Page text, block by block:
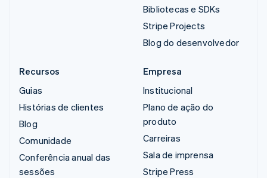
Bibliotecas e SDKs
Stripe Projects
Blog do desenvolvedor
Recursos
Guias
Histórias de clientes
Blog
Comunidade
Conferência anual das
sessões
Empresa
Institucional
Plano de ação do
produto
Carreiras
Sala de imprensa
Stripe Press